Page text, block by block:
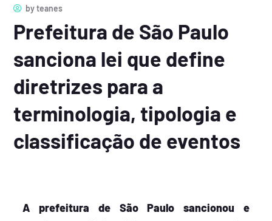
byteanes
Prefeitura de São Paulo
sanciona lei que define
diretrizes para a
terminologia, tipologia e
classificação de eventos
A prefeitura de São Paulo sancionou e